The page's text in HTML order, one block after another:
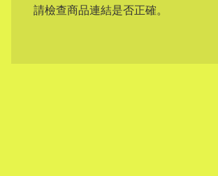
請檢查商品連結是否正確。